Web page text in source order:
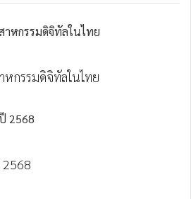
หกรรมดิจิทัลในไทย
2568